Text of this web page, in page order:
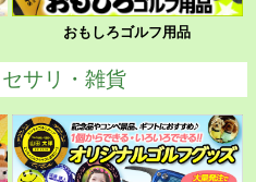
おもしろゴルフ用品
サリ・雑貨